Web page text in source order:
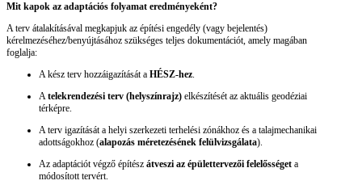
Mit kapok az adaptációs folyamat eredményeként?
A terv átalakításával megkapjuk az építési engedély (vagy bejelentés)
kérelmezéséhez/benyújtásához szükséges teljes dokumentációt, amely magában
foglalja:
A kész terv hozzáigazítását a HÉSZ-hez.
Atelekrendezési terv (helyszínrajz) elkészítését az aktuális geodéziai
térképre.
A terv igazítását a helyi szerkezeti terhelési zónákhoz és a talajmechanikai
adottságokhoz (alapozás méretezésének felülvizsgálata).
Az adaptációt végző építész átveszi az épülettervezői felelősséget a
módosított tervért.